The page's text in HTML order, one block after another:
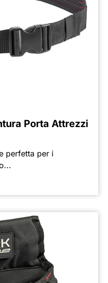
Porta Attrezzi
perfetta per i